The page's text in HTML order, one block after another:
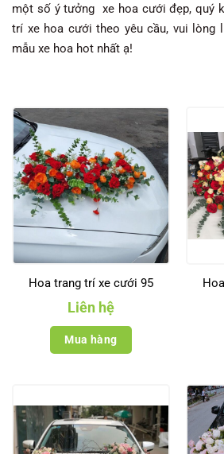
một số ý tưởng xe hoa cưới đẹp, quý
trí xe hoa cưới theo yêu cầu, vui lòng
mẫu xe hoa hot nhất ạ!
Hoa trang trí xe cưới 95
Liên hệ
Mua hàng